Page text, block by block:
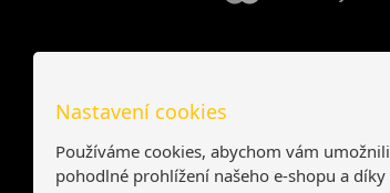
Nastavení cookies
Používáme cookies, abychom vám umožnili
pohodlné prohlížení našeho e-shopu a díky